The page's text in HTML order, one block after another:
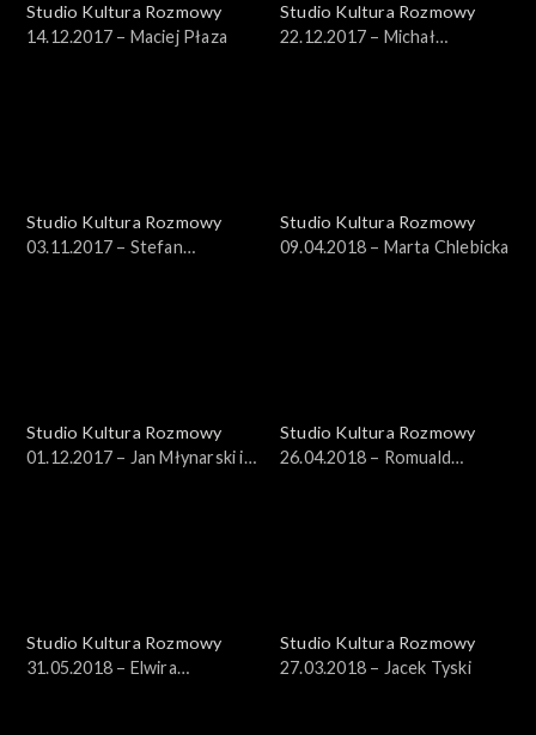
Studio Kultura Rozmowy
14.12.2017 – Maciej Płaza
Studio Kultura Rozmowy
22.12.2017 – Michał
Studio Kultura Rozmowy
03.11.2017 – Stefan
Studio Kultura Rozmowy
09.04.2018 – Marta Chlebicka
Studio Kultura Rozmowy
01.12.2017 – Jan Młynarski i
Studio Kultura Rozmowy
26.04.2018 – Romuald
Studio Kultura Rozmowy
31.05.2018 – Elwira
Studio Kultura Rozmowy
27.03.2018 – Jacek Tyski